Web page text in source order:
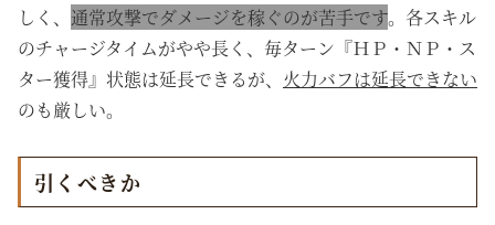
しく、 通常攻撃でダメージを稼ぐのが苦手です。各スキル
のチャージタイムがやや長く、毎ターン『ＨＰ・ＮＰ・ス
ター獲得』状態は延長できるが、 火力バフは延長できない
のも厳しい。
引くべきか